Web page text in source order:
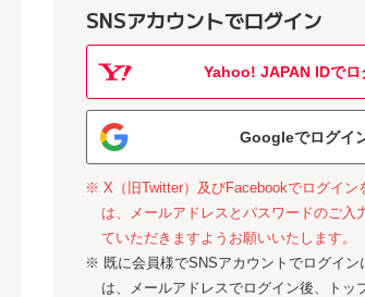
SNSアカウントでログイン
Yahoo! JAPAN IDでロ
Googleでログイ
※ X（旧Twitter）及びFacebookでログイン
は、メールアドレスとパスワードのご入
ていただきますようお願いいたします。
※ 既に会員様でSNSアカウントでログイン
は、メールアドレスでログイン後、トッ